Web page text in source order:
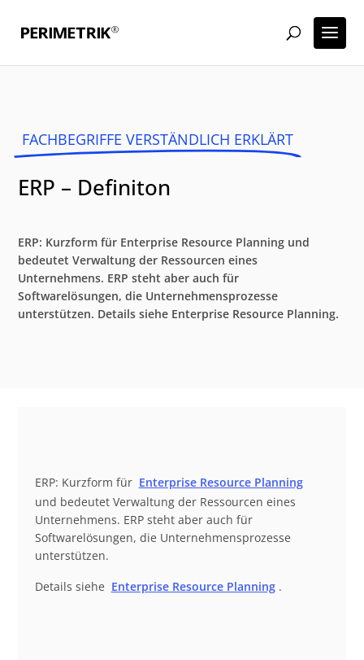
FACHBEGRIFFE VERSTÄNDLICH ERKLÄRT
ERP – Definiton
ERP: Kurzform für Enterprise Resource Planning und
bedeutet Verwaltung der Ressourcen eines
Unternehmens. ERP steht aber auch für
Softwarelösungen, die Unternehmensprozesse
unterstützen. Details siehe Enterprise Resource Planning.
ERP: Kurzform für Enterprise Resource Planning
und bedeutet Verwaltung der Ressourcen eines
Unternehmens. ERP steht aber auch für
Softwarelösungen, die Unternehmensprozesse
unterstützen.
Details siehe Enterprise Resource Planning .